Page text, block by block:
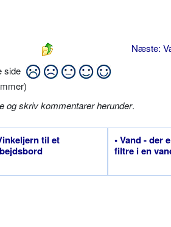
Næste:
side
og skriv kommentarer herunder.
til et
• Vand - der
filtre i en